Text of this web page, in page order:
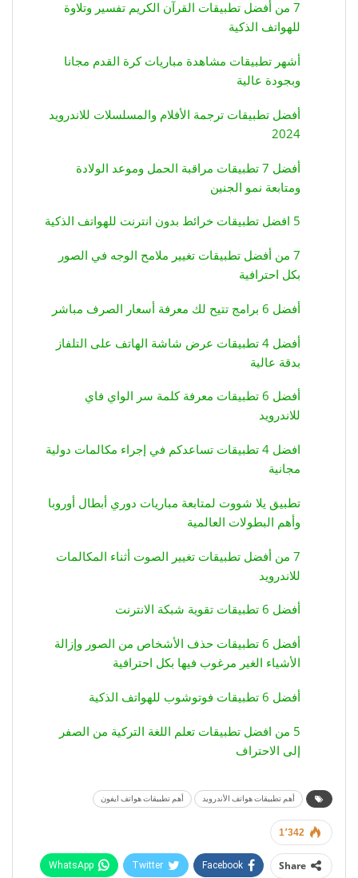
7 من أفضل تطبيقات القرآن الكريم تفسير وتلاوة
للهواتف الذكية
أشهر تطبيقات مشاهدة مباريات كرة القدم مجانا
وبجودة عالية
أفضل تطبيقات ترجمة الأفلام والمسلسلات للاندرويد
2024
أفضل 7 تطبيقات مراقبة الحمل وموعد الولادة
ومتابعة نمو الجنين
5 افضل تطبيقات خرائط بدون انترنت للهواتف الذكية
7 من أفضل تطبيقات تغيير ملامح الوجه في الصور
بكل احترافية
أفضل 6 برامج تتيح لك معرفة أسعار الصرف مباشر
أفضل 4 تطبيقات عرض شاشة الهاتف على التلفاز
بدقة عالية
أفضل 6 تطبيقات معرفة كلمة سر الواي فاي
للاندرويد
افضل 4 تطبيقات تساعدكم في إجراء مكالمات دولية
مجانية
تطبيق يلا شووت لمتابعة مباريات دوري أبطال أوروبا
وأهم البطولات العالمية
7 من أفضل تطبيقات تغيير الصوت أثناء المكالمات
للاندرويد
أفضل 6 تطبيقات تقوية شبكة الانترنت
أفضل 6 تطبيقات حذف الأشخاص من الصور وإزالة
الأشياء الغير مرغوب فيها بكل احترافية
أفضل 6 تطبيقات فوتوشوب للهواتف الذكية
5 من افضل تطبيقات تعلم اللغة التركية من الصفر
إلى الاحتراف
أهم تطبيقات هواتف الأندرويد أهم تطبيقات هواتف ايفون
1٬342
Share
Facebook
Twitter
WhatsApp